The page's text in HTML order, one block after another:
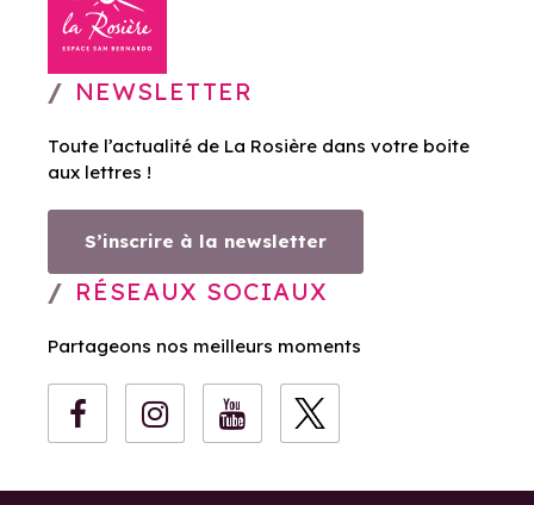
NEWSLETTER
Toute l’actualité de La Rosière dans votre boite
aux lettres !
S’inscrire à la newsletter
RÉSEAUX SOCIAUX
Partageons nos meilleurs moments